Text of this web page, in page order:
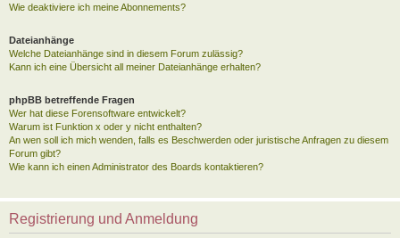
Wie deaktiviere ich meine Abonnements?
Dateianhänge
Welche Dateianhänge sind in diesem Forum zulässig?
Kann ich eine Übersicht all meiner Dateianhänge erhalten?
phpBB betreffende Fragen
Wer hat diese Forensoftware entwickelt?
Warum ist Funktion x oder y nicht enthalten?
An wen soll ich mich wenden, falls es Beschwerden oder juristische Anfragen zu diesem
Forum gibt?
Wie kann ich einen Administrator des Boards kontaktieren?
Registrierung und Anmeldung